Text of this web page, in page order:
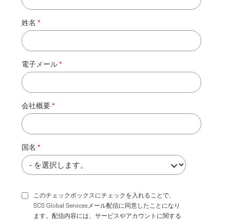
姓名
電子メール
会社概要
国名
このチェックボックスにチェックを入れることで、
SCS Global Servicesメール配信に同意したことになり
ます。配信内容には、サービスやアカウントに関する